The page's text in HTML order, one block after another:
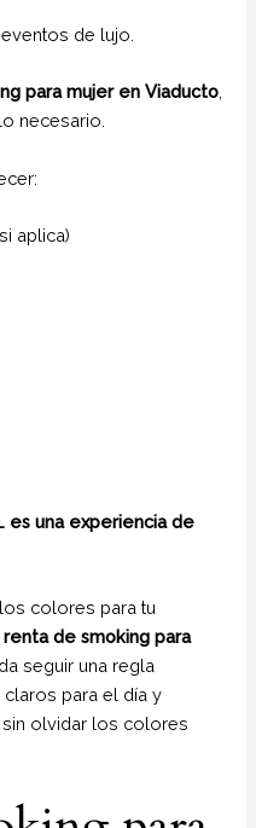
de lujo.
para mujer en Viaducto
necesario.
aplica)
es una experiencia de
colores para tu
renta de smoking para
seguir una regla
para el día y
olvidar los colores